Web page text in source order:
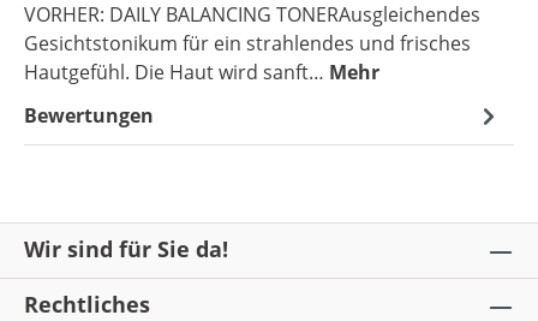
VORHER: DAILY BALANCING TONERAusgleichendes
Gesichtstonikum für ein strahlendes und frisches
Hautgefühl. Die Haut wird sanft… Mehr
Bewertungen
Wir sind für Sie da!
Rechtliches